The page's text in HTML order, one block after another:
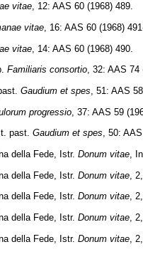
vitae, 12: AAS 60 (1968) 489.
vitae , 16: AAS 60 (1968)
vitae , 14: AAS 60 (1968) 490.
Familiaris consortio, 32: AAS 74
Gaudium et spes , 51: AAS
progressio , 37: AAS 59
past. Gaudium et spes, 50:
della Fede, Istr. Donum vitae ,
della Fede, Istr. Donum vitae ,
della Fede, Istr. Donum vitae,
della Fede, Istr. Donum vitae ,
della Fede, Istr. Donum vitae ,